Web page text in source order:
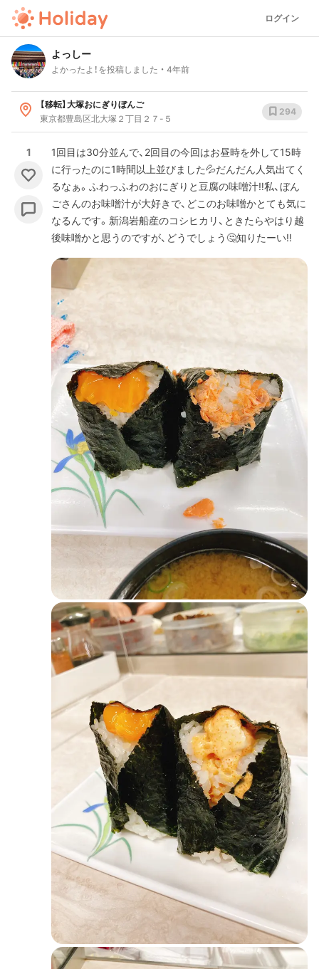
ログイン
よっしー
よかったよ！を投稿しました 4年前
【移転】大塚おにぎりぼんご
東京都豊島区北大塚２丁目２７-５
294
1
1回目は30分並んで、2回目の今回はお昼時を外して15時
に行ったのに1時間以上並びました💦だんだん人気出てく
るなぁ。ふわっふわのおにぎりと豆腐の味噌汁‼️私、ぼん
ごさんのお味噌汁が大好きで、どこのお味噌かとても気に
なるんです。新潟岩船産のコシヒカリ、ときたらやはり越
後味噌かと思うのですが、どうでしょう🤔知りたーい‼️